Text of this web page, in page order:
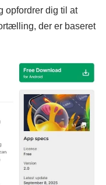
opfordrer dig til at
der er baseret